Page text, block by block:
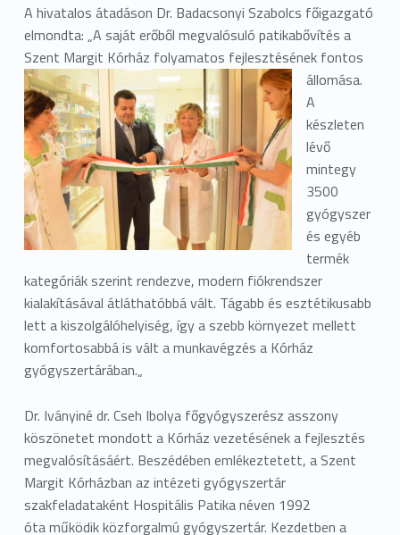
A hivatalos átadáson Dr. Badacsonyi Szabolcs főigazgató
elmondta: „A saját erőből megvalósuló patikabővítés a
Szent Margit Kórház folyamatos fejlesztésének fontos
állomása.
A
készleten
lévő
mintegy
3500
gyógyszer
és egyéb
termék
kategóriák szerint rendezve, modern fiókrendszer
kialakításával átláthatóbbá vált. Tágabb és esztétikusabb
lett a kiszolgálóhelyiség, így a szebb környezet mellett
komfortosabbá is vált a munkavégzés a Kórház
gyógyszertárában.„
Dr. Iványiné dr. Cseh Ibolya főgyógyszerész asszony
köszönetet mondott a Kórház vezetésének a fejlesztés
megvalósításáért. Beszédében emlékeztetett, a Szent
Margit Kórházban az intézeti gyógyszertár
szakfeladataként Hospitális Patika néven 1992
óta működik közforgalmú gyógyszertár. Kezdetben a